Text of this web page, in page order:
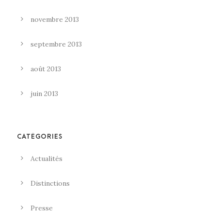
novembre 2013
septembre 2013
août 2013
juin 2013
CATÉGORIES
Actualités
Distinctions
Presse